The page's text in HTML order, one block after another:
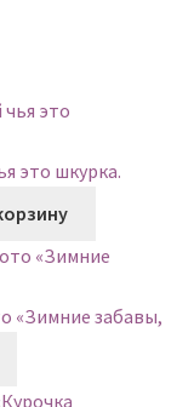
это шкурка.
«Зимние забавы,